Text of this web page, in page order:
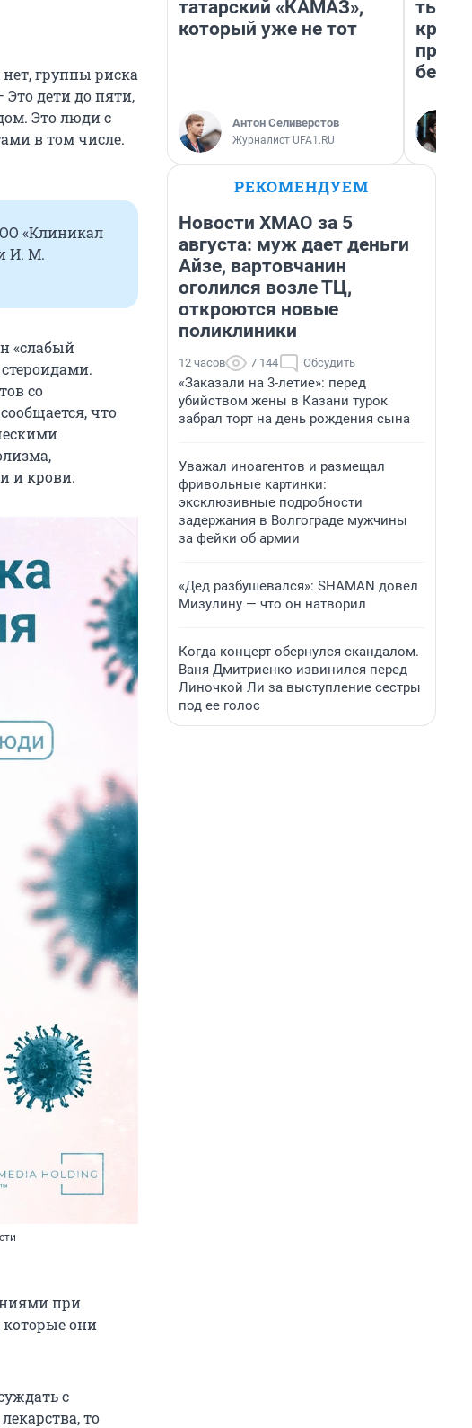
нет, группы риска
дети до пяти,
Это люди с
в том числе.
«Клиникал
И. М.
«слабый
со
что
и крови.
при
они
с
то
татарский «КАМАЗ»,
который уже не тот
Антон Селиверстов
Журналист UFA1.RU
РЕКОМЕНДУЕМ
Новости ХМАО за 5
августа: муж дает деньги
Айзе, вартовчанин
оголился возле ТЦ,
откроются новые
поликлиники
12 часов 7 144 Обсудить
«Заказали на 3-летие»: перед
убийством жены в Казани турок
забрал торт на день рождения сына
Уважал иноагентов и размещал
фривольные картинки:
эксклюзивные подробности
задержания в Волгограде мужчины
за фейки об армии
«Дед разбушевался»: SHAMAN довел
Мизулину — что он натворил
Когда концерт обернулся скандалом.
Ваня Дмитриенко извинился перед
Линочкой Ли за выступление сестры
под ее голос